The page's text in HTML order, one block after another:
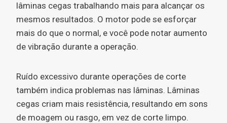
lâminas cegas trabalhando mais para alcançar os
mesmos resultados. O motor pode se esforçar
mais do que o normal, e você pode notar aumento
de vibração durante a operação.
Ruído excessivo durante operações de corte
também indica problemas nas lâminas. Lâminas
cegas criam mais resistência, resultando em sons
de moagem ou rasgo, em vez de corte limpo.